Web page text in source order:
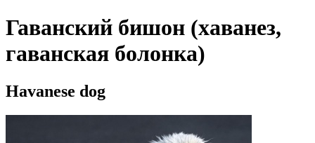
Гаванский бишон (хаванез,
гаванская болонка)
Havanese dog